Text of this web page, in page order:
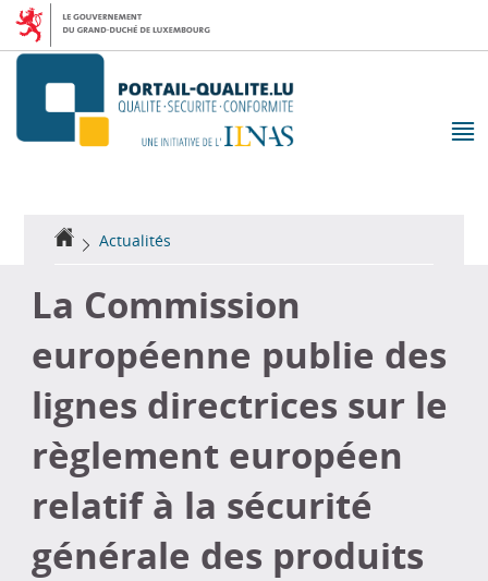
Aller
la
Aller
contenu
Accueil
Actualités
La Commission
européenne publie des
lignes directrices sur le
règlement européen
relatif à la sécurité
générale des produits